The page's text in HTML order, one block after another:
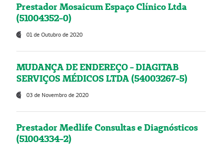
Prestador Mosaicum Espaço Clínico Ltda
(51004352-0)
01 de Outubro de 2020
MUDANÇA DE ENDEREÇO - DIAGITAB
SERVIÇOS MÉDICOS LTDA (54003267-5)
03 de Novembro de 2020
Prestador Medlife Consultas e Diagnósticos
(51004334-2)